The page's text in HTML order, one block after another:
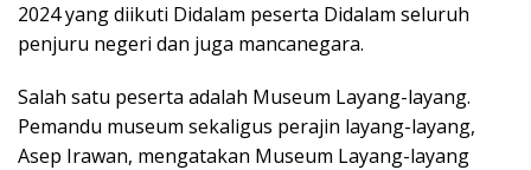
2024 yang diikuti Didalam peserta Didalam seluruh
penjuru negeri dan juga mancanegara.
Salah satu peserta adalah Museum Layang-layang.
Pemandu museum sekaligus perajin layang-layang,
Asep Irawan, mengatakan Museum Layang-layang